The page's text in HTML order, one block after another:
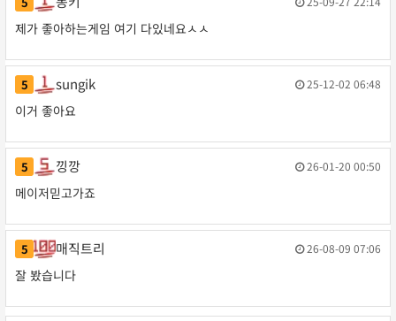
님
의
댓
글
의
글
동
키
님
의
댓
작성일
제가 좋아하는게임 여기 다있네요ㅅㅅ
sungik
님
의
댓
글
5 sungik 작성일
25-12-02 06:48
이거 좋아요
낑
깡
님
의
댓
5 낑깡 작성일
26-01-20 00:50
메이저믿고가죠
매
직
트
5 매직트리 작성일
26-08-09 07:06
잘 봤습니다